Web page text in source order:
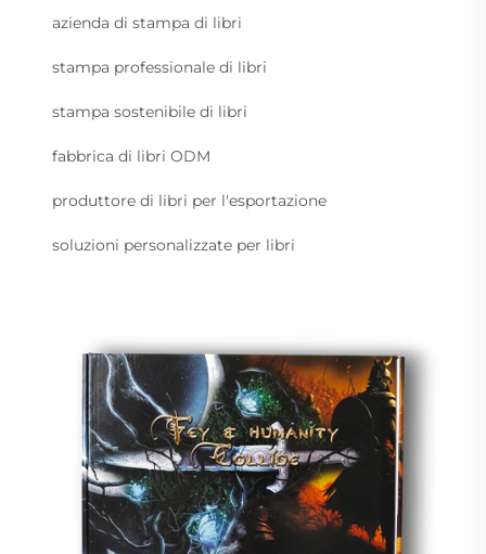
azienda di stampa di libri
stampa professionale di libri
stampa sostenibile di libri
fabbrica di libri ODM
produttore di libri per l'esportazione
soluzioni personalizzate per libri